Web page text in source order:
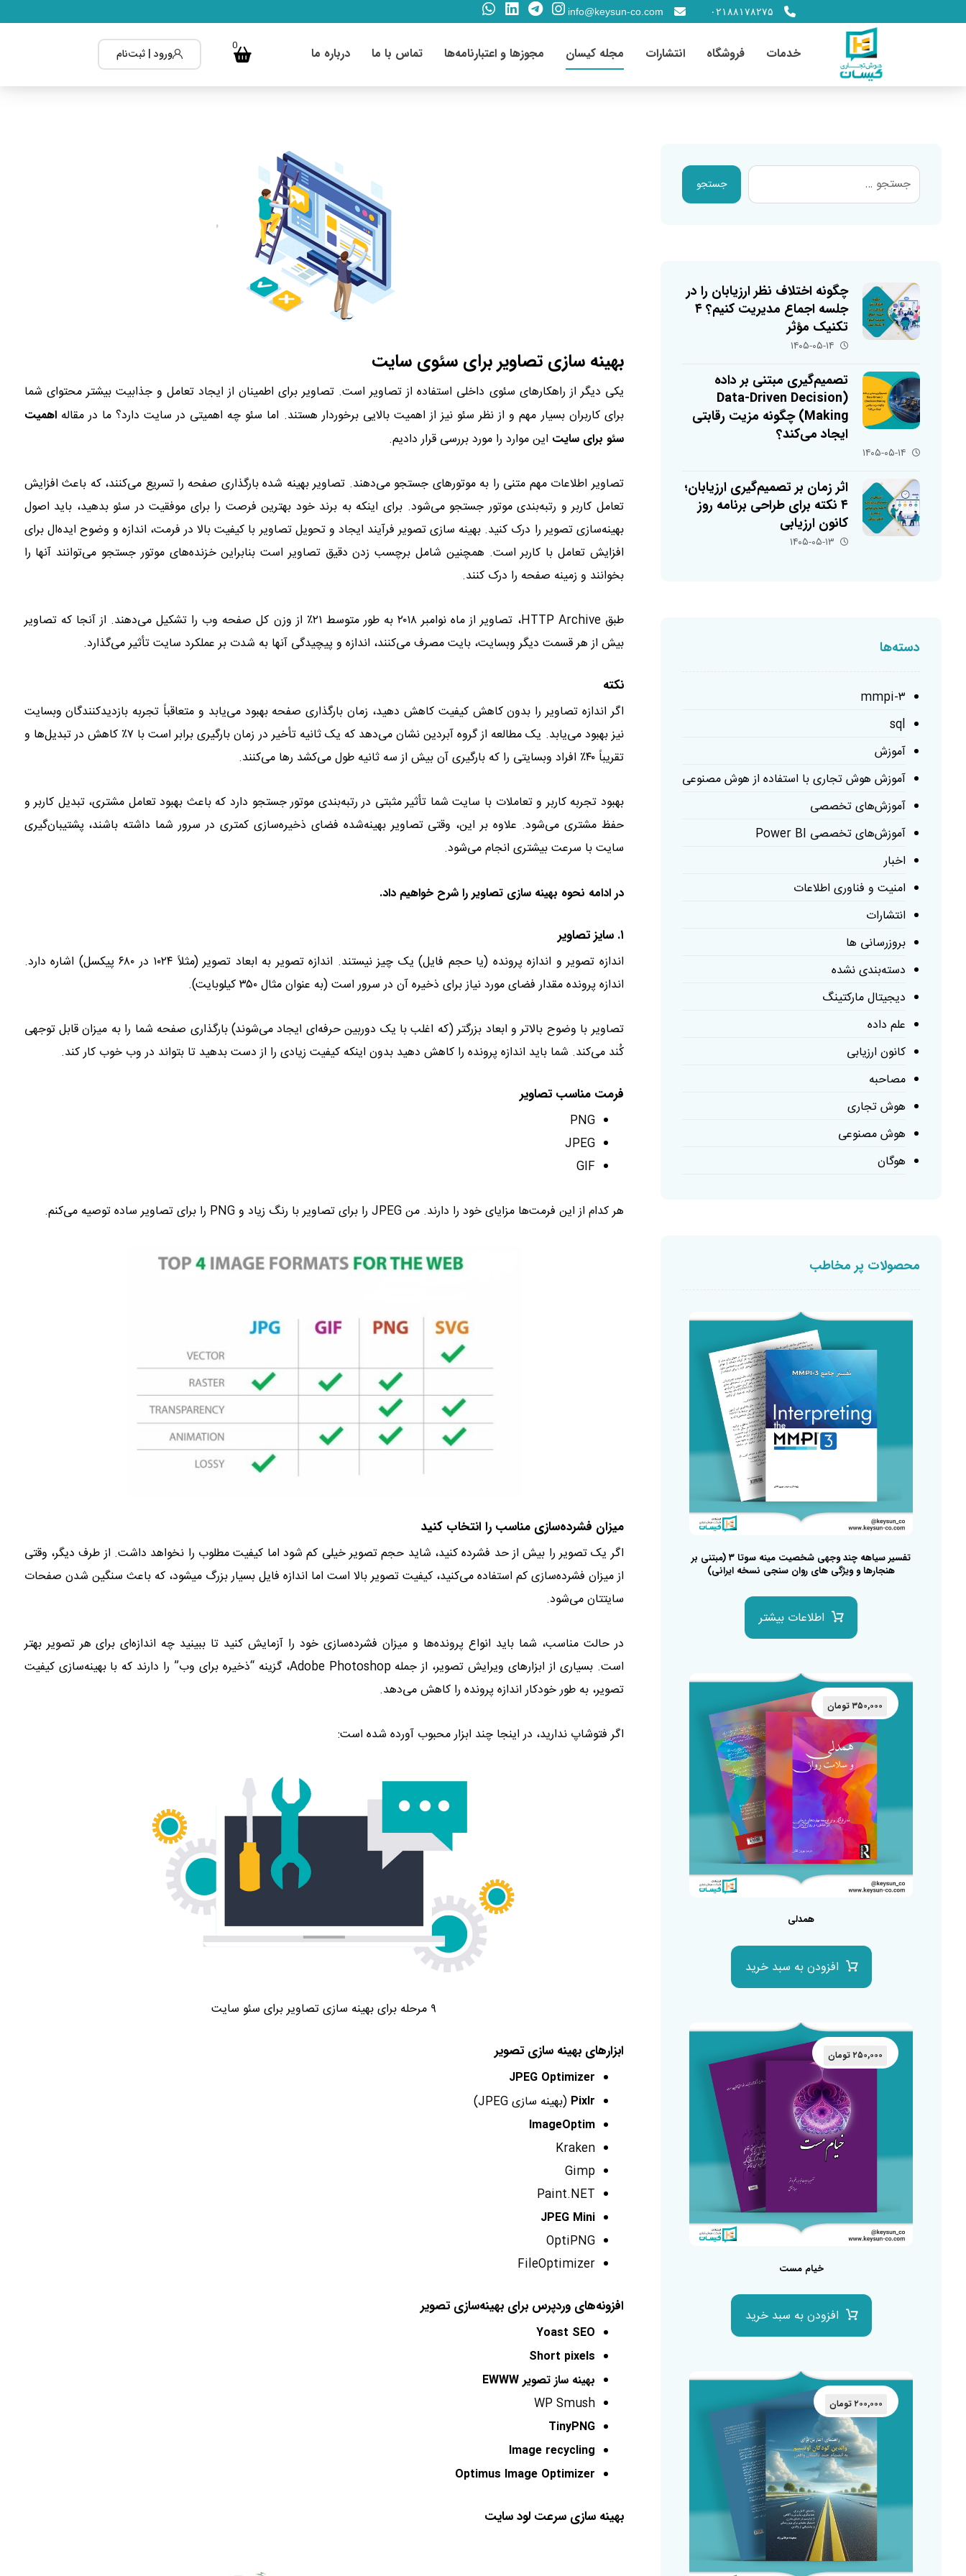
۰۲۱۸۸۱۷۸۲۷۵ info@keysun-co.com
خدمات فروشگاه انتشارات مجله کیسان مجوزها و اعتبارنامه‌ها تماس با ما درباره ما 0
ورود | ثبت‌نام
بهینه سازی تصاویر برای سئوی سایت
یکی دیگر از راهکارهای سئوی داخلی استفاده از تصاویر است. تصاویر برای اطمینان از ایجاد تعامل و جذابیت بیشتر محتوای شما
برای کاربران بسیار مهم و از نظر سئو نیز از اهمیت بالایی برخوردار هستند. اما سئو چه اهمیتی در سایت دارد؟ ما در مقالهاهمیت
سئو برای سایت این موارد را مورد بررسی قرار دادیم.
تصاویر اطلاعات مهم متنی را به موتورهای جستجو می‌دهند. تصاویر بهینه شده بارگذاری صفحه را تسریع می‌کنند، که باعث افزایش
تعامل کاربر و رتبه‌بندی موتور جستجو می‌شود. برای اینکه به برند خود بهترین فرصت را برای موفقیت در سئو بدهید، باید اصول
بهینه‌سازی تصویر را درک کنید. بهینه سازی تصویر فرآیند ایجاد و تحویل تصاویر با کیفیت بالا در فرمت، اندازه و وضوح ایده‌ال برای
افزایش تعامل با کاربر است. همچنین شامل برچسب زدن دقیق تصاویر است بنابراین خزنده‌های موتور جستجو می‌توانند آنها را
بخوانند و زمینه صفحه را درک کنند.
طبق HTTP Archive، تصاویر از ماه نوامبر ۲۰۱۸ به طور متوسط ​​۲۱٪ از وزن کل صفحه وب را تشکیل می‌دهند. از آنجا که تصاویر
بیش از هر قسمت دیگر وبسایت، بایت مصرف می‌کنند، اندازه و پیچیدگی آنها به شدت بر عملکرد سایت تأثیر می‌گذارد.
نکته
اگر اندازه تصاویر را بدون کاهش کیفیت کاهش دهید، زمان بارگذاری صفحه بهبود می‌یابد و متعاقباً تجربه بازدیدکنندگان وبسایت
نیز بهبود می‌یابد. یک مطالعه از گروه آبردین نشان می‌دهد که یک ثانیه تأخیر در زمان بارگیری برابر است با ۷٪ کاهش در تبدیل‌ها و
تقریباً ۴۰٪ افراد وبسایتی را که بارگیری آن بیش از سه ثانیه طول می‌کشد رها می‌کنند.
بهبود تجربه کاربر و تعاملات با سایت شما تأثیر مثبتی در رتبه‌بندی موتور جستجو دارد که باعث بهبود تعامل مشتری، تبدیل کاربر و
حفظ مشتری می‌شود. علاوه بر این، وقتی تصاویر بهینه‌شده فضای ذخیره‌سازی کمتری در سرور شما داشته باشند، پشتیبان‌گیری
سایت با سرعت بیشتری انجام می‌شود.
در ادامه نحوه بهینه سازی تصاویر را شرح خواهیم داد.
۱. سایز تصاویر
اندازه تصویر و اندازه پرونده (یا حجم فایل) یک چیز نیستند. اندازه تصویر به ابعاد تصویر (مثلاً ۱۰۲۴ در ۶۸۰ پیکسل) اشاره دارد.
اندازه پرونده مقدار فضای مورد نیاز برای ذخیره آن در سرور است (به عنوان مثال ۳۵۰ کیلوبایت).
تصاویر با وضوح بالاتر و ابعاد بزرگتر (که اغلب با یک دوربین حرفه‌ای ایجاد می‌شوند) بارگذاری صفحه شما را به میزان قابل توجهی
کُند می‌کند. شما باید اندازه پرونده را کاهش دهید بدون اینکه کیفیت زیادی را از دست بدهید تا بتواند در وب خوب کار کند.
فرمت مناسب تصاویر
PNG
JPEG
GIF
هر کدام از این فرمت‌ها مزایای خود را دارند. من JPEG را برای تصاویر با رنگ زیاد و PNG را برای تصاویر ساده توصیه می‌کنم.
میزان فشرده‌سازی مناسب را انتخاب کنید
اگر یک تصویر را بیش از حد فشرده کنید، شاید حجم تصویر خیلی کم شود اما کیفیت مطلوب را نخواهد داشت. از طرف دیگر، وقتی
از میزان فشرده‌سازی کم استفاده می‌کنید، کیفیت تصویر بالا است اما اندازه فایل بسیار بزرگ میشود، که باعث سنگین شدن صفحات
سایتتان می‌شود.
در حالت مناسب، شما باید انواع پرونده‌ها و میزان فشرده‌سازی خود را آزمایش کنید تا ببینید چه اندازه‌ای برای هر تصویر بهتر
است. بسیاری از ابزارهای ویرایش تصویر، از جمله Adobe Photoshop، گزینه “ذخیره برای وب” را دارند که با بهینه‌سازی کیفیت
تصویر‌، به طور خودکار اندازه پرونده را کاهش می‌دهد.
اگر فتوشاپ ندارید، در اینجا چند ابزار محبوب آورده شده است:
۹ مرحله برای بهینه سازی تصاویر برای سئو سایت
ابزارهای بهینه سازی تصویر
JPEG Optimizer
Pixlr (بهینه سازی JPEG)
ImageOptim
Kraken
Gimp
Paint.NET
JPEG Mini
OptiPNG
FileOptimizer
افزونه‌های وردپرس برای بهینه‌سازی تصویر
Yoast SEO
Short pixels
بهینه ساز تصویر EWWW
WP Smush
TinyPNG
Image recycling
Optimus Image Optimizer
بهینه سازی سرعت لود سایت
جستجو
چگونه اختلاف نظر ارزیابان را در
جلسه اجماع مدیریت کنیم؟ ۴
تکنیک مؤثر
۱۴۰۵-۰۵-۱۴
تصمیم‌گیری مبتنی بر داده
(Data-Driven Decision
Making) چگونه مزیت رقابتی
ایجاد می‌کند؟
۱۴۰۵-۰۵-۱۴
اثر زمان بر تصمیم‌گیری ارزیابان؛
۴ نکته برای طراحی برنامه روز
کانون ارزیابی
۱۴۰۵-۰۵-۱۳
دسته‌ها
mmpi-۳
sql
آموزش
آموزش هوش تجاری با استفاده از هوش مصنوعی
آموزش‌های تخصصی
آموزش‌های تخصصی Power BI
اخبار
امنیت و فناوری اطلاعات
انتشارات
بروزرسانی ها
دسته‌بندی نشده
دیجیتال مارکتینگ
علم داده
کانون ارزیابی
مصاحبه
هوش تجاری
هوش مصنوعی
هوگان
محصولات پر مخاطب
تفسیر سیاهه چند وجهی شخصیت مینه سوتا ۳ (مبتنی بر
هنجارها و ویژگی های روان سنجی نسخه ایرانی)
اطلاعات بیشتر
همدلی
۳۵۰,۰۰۰ تومان
افزودن به سبد خرید
خیام مست
۲۵۰,۰۰۰ تومان
افزودن به سبد خرید
۲۰۰,۰۰۰ تومان